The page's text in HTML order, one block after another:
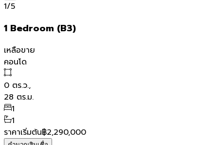
1/5
1 Bedroom (B3)
เหลือขาย
คอนโด
0 ตร.ว.,
28 ตร.ม.
1
1
ราคาเริ่มต้น฿2,290,000